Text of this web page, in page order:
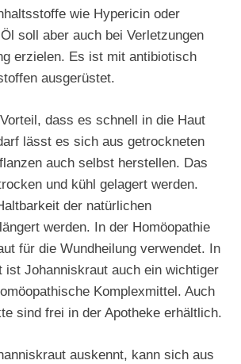
wie Hypericin oder
soll aber auch bei Verletzungen
erzielen. Es ist mit antibiotisch
ausgerüstet.
dass es schnell in die Haut
lässt es sich aus getrockneten
auch selbst herstellen. Das
und kühl gelagert werden.
der natürlichen
werden. In der Homöopathie
für die Wundheilung verwendet. In
ist Johanniskraut auch ein wichtiger
Komplexmittel. Auch
sind frei in der Apotheke erhältlich.
auskennt, kann sich aus